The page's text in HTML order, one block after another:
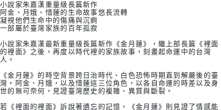
小說家朱嘉漢重量級長篇新作
阿金、月娥、惜蓮的生命故事悠長流轉
凝視他們生命中的傷痛與沉痾
一部屬於臺灣家族的百年孤寂
小說家朱嘉漢最新重量級長篇新作《金月蓮》，繼上部長篇《裡面
的裡面》之後，再度以時代裡的家族故事，刻畫起命運中的台灣
人。
《金月蓮》的時空背景跨日治時代、白色恐怖時期直到解嚴後的臺
灣。阿金、月娥，以及惜蓮這三位角色，以各自命運的時差以及身
世的無可奈何，見證臺灣歷史的複雜、異質與斷裂。
若《裡面的裡面》訴說著遺忘的記憶，《金月蓮》則見證了情感能